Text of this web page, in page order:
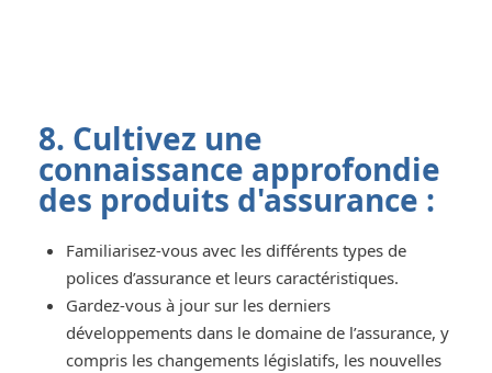
8. Cultivez une
connaissance approfondie
des produits d'assurance :
Familiarisez-vous avec les différents types de
polices d’assurance et leurs caractéristiques.
Gardez-vous à jour sur les derniers
développements dans le domaine de l’assurance, y
compris les changements législatifs, les nouvelles